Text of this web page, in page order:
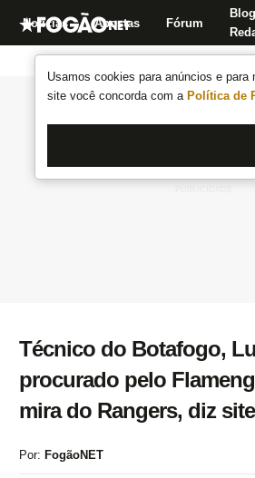
Usamos cookies para anúncios e
site você concorda com a Política de
Notícias Apostas Fórum
Técnico do Botafogo,
procurado pelo
mira do Rangers, diz site
Por: FogãoNET